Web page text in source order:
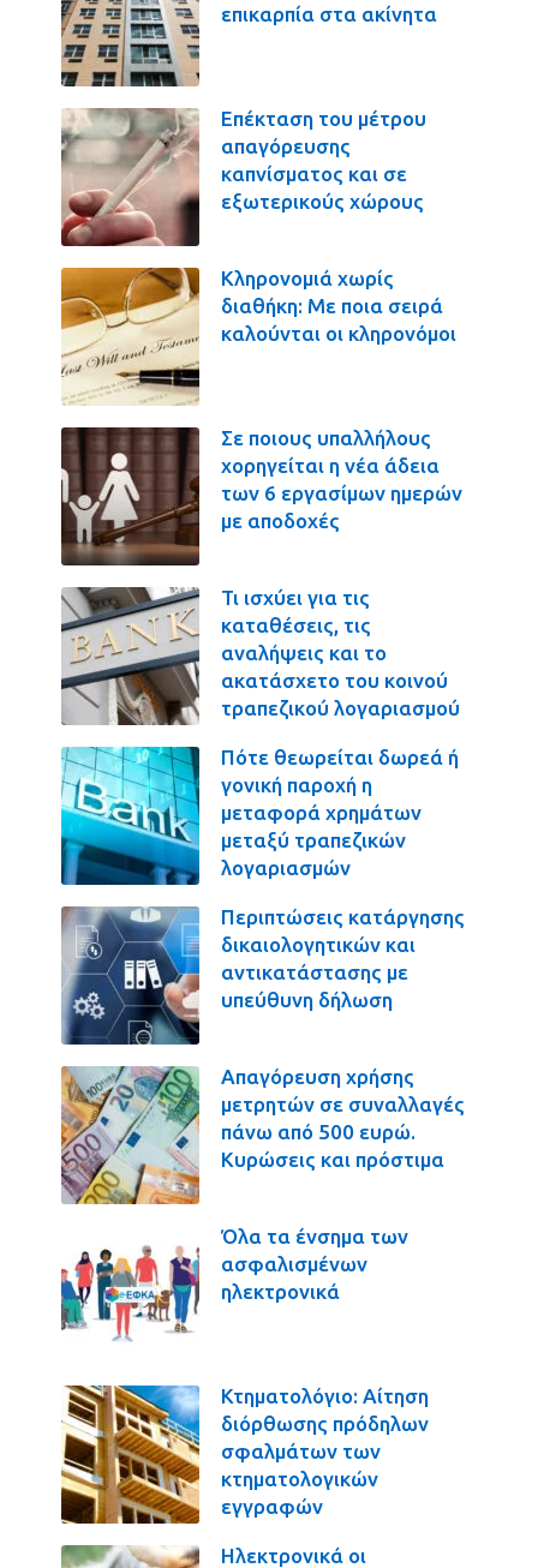
επικαρπία στα ακίνητα
Επέκταση του μέτρου
απαγόρευσης
καπνίσματος και σε
εξωτερικούς χώρους
Κληρονομιά χωρίς
διαθήκη: Με ποια σειρά
καλούνται οι κληρονόμοι
Σε ποιους υπαλλήλους
χορηγείται η νέα άδεια
των 6 εργασίμων ημερών
με αποδοχές
Τι ισχύει για τις
καταθέσεις, τις
αναλήψεις και το
ακατάσχετο του κοινού
τραπεζικού λογαριασμού
Πότε θεωρείται δωρεά ή
γονική παροχή η
μεταφορά χρημάτων
μεταξύ τραπεζικών
λογαριασμών
Περιπτώσεις κατάργησης
δικαιολογητικών και
αντικατάστασης με
υπεύθυνη δήλωση
Απαγόρευση χρήσης
μετρητών σε συναλλαγές
πάνω από 500 ευρώ.
Κυρώσεις και πρόστιμα
Όλα τα ένσημα των
ασφαλισμένων
ηλεκτρονικά
Κτηματολόγιο: Αίτηση
διόρθωσης πρόδηλων
σφαλμάτων των
κτηματολογικών
εγγραφών
Ηλεκτρονικά οι